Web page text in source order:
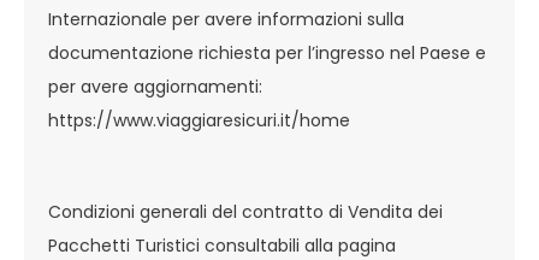
Internazionale per avere informazioni sulla
documentazione richiesta per l’ingresso nel Paese e
per avere aggiornamenti:
https://www.viaggiaresicuri.it/home
Condizioni generali del contratto di Vendita dei
Pacchetti Turistici consultabili alla pagina